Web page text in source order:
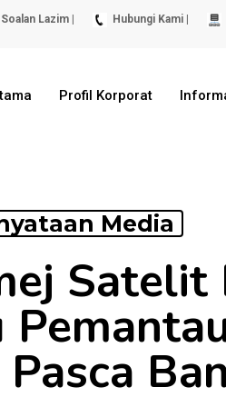
Soalan Lazim | Hubungi Kami |
Profil Korporat
Media
Satelit